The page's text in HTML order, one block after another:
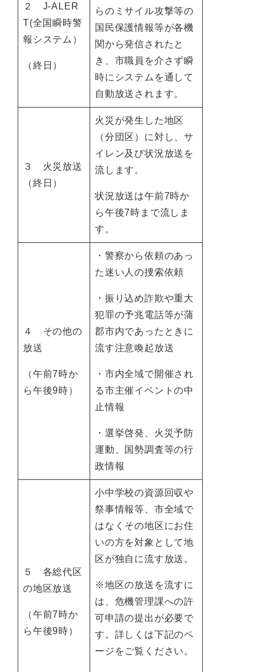
２ J-ALER
T(全国瞬時警
報システム）
（終日）
らのミサイル攻撃等の
国民保護情報等が各機
関から発信されたと
き、市職員を介さず瞬
時にシステムを通して
自動放送されます。
３ 火災放送
（終日）
火災が発生した地区
（分団区）に対し、サ
イレン及び状況放送を
流します。
状況放送は午前7時か
ら午後7時まで流しま
す。
４ その他の
放送
（午前7時か
ら午後9時）
・警察から依頼のあっ
た迷い人の捜索依頼
・振り込め詐欺や重大
犯罪の予兆電話等が蒲
郡市内であったときに
流す注意喚起放送
・市内全域で開催され
る市主催イベントの中
止情報
・選挙啓発、火災予防
運動、国勢調査等の行
政情報
５ 各総代区
の地区放送
（午前7時か
ら午後9時）
小中学校の資源回収や
祭事情報等、市全域で
はなくその地区にお住
いの方を対象として地
区が独自に流す放送。
※地区の放送を流すに
は、危機管理課への許
可申請の提出が必要で
す。詳しくは下記のペ
ージをご覧ください。